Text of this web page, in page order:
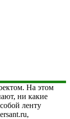
На этом
ни какие
ленту